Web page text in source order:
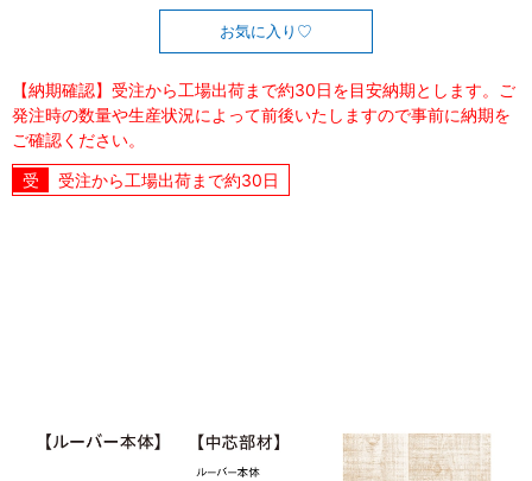
お気に入り
【納期確認】受注から工場出荷まで約30日を目安納期とします。ご
発注時の数量や生産状況によって前後いたしますので事前に納期を
ご確認ください。
受注から工場出荷まで約30日